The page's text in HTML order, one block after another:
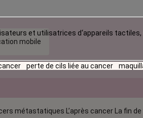
mobile
métastatiques L’après cancer La fin
et utilisatrices d‘appareils
perte de cils liée au cancer